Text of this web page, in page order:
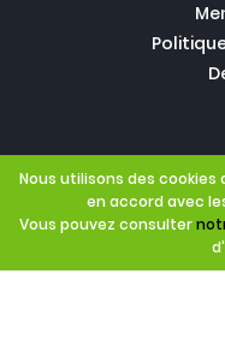
Nous utilisons des
en accord avec
Vous pouvez consulter